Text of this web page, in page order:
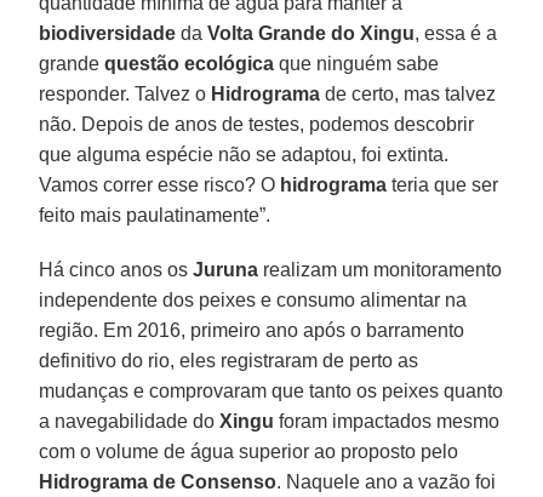
biodiversidade daVolta Grande do Xingu, essa é a
grandequestão ecológica que ninguém sabe
responder. Talvez o Hidrograma de certo, mas talvez
não. Depois de anos de testes, podemos descobrir
que alguma espécie não se adaptou, foi extinta.
Vamos correr esse risco? O hidrograma teria que ser
feito mais paulatinamente”.
Há cinco anos osJuruna realizam um monitoramento
independente dos peixes e consumo alimentar na
região. Em 2016, primeiro ano após o barramento
definitivo do rio, eles registraram de perto as
mudanças e comprovaram que tanto os peixes quanto
a navegabilidade doXingu foram impactados mesmo
com o volume de água superior ao proposto pelo
Hidrograma de Consenso. Naquele ano a vazão foi